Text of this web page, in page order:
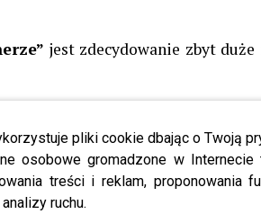
pliki cookie dbając o Twoją
osobowe gromadzone w
treści i reklam, proponowania
ruchu.
jest zdecydowanie zbyt
– fani w szoku
Polsce, czasami też i na